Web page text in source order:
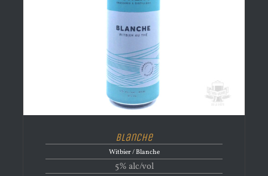
Blanche
Witbier / Blanche
5% alc/vol